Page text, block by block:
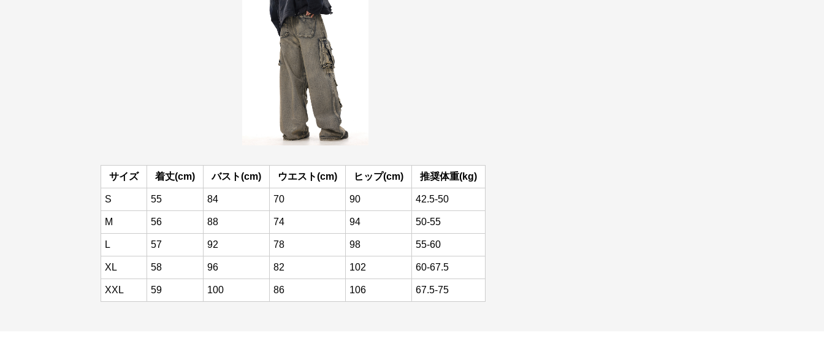
サイズ 着丈(cm) バスト(cm) ウエスト(cm) ヒップ(cm) 推奨体重(kg)
S 55 84 70 90 42.5-50
M 56 88 74 94 50-55
L 57 92 78 98 55-60
XL 58 96 82 102 60-67.5
XXL 59 100 86 106 67.5-75